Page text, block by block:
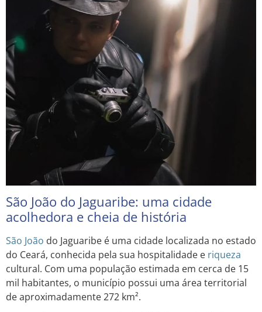
São João do Jaguaribe: uma cidade
acolhedora e cheia de história
São João do Jaguaribe é uma cidade localizada no estado
do Ceará, conhecida pela sua hospitalidade e riqueza
cultural. Com uma população estimada em cerca de 15
mil habitantes, o município possui uma área territorial
de aproximadamente 272 km².